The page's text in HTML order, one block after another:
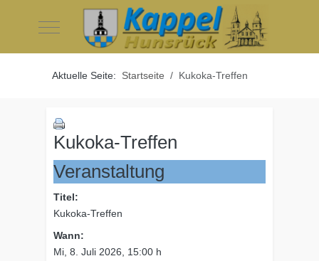
Mobile Menu Toggle
Aktuelle Seite: Startseite Kukoka-Treffen
Kukoka-Treffen
Veranstaltung
Titel:
Kukoka-Treffen
Wann:
Mi, 8. Juli 2026, 15:00 h